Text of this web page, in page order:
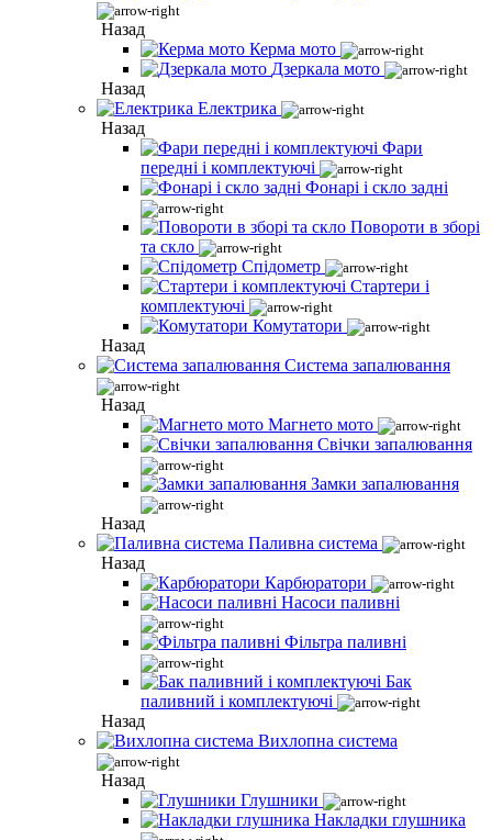
Назад
Керма мото
Дзеркала мото
Назад
Електрика
Назад
Фари
передні і комплектуючі
Фонарі і скло задні
Повороти в зборі
та скло
Спідометр
Стартери і
комплектуючі
Комутатори
Назад
Система запалювання
Назад
Магнето мото
Свічки запалювання
Замки запалювання
Назад
Паливна система
Назад
Карбюратори
Насоси паливні
Фільтра паливні
Бак
паливний і комплектуючі
Назад
Вихлопна система
Назад
Глушники
Накладки глушника